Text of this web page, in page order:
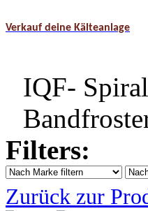
Verkauf deine Kälteanlage
IQF-
Filters:
Zurück zur